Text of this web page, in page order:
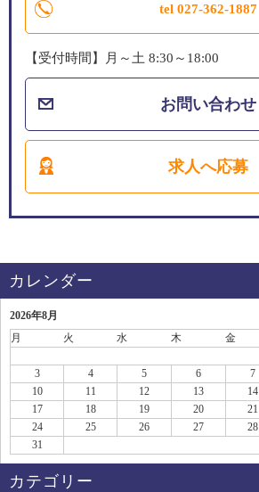
tel 027-362-1887
【受付時間】月～土 8:30～18:00
お問い合わせ
求人へ応募
カレンダー
2026年8月
月
火 水 木 金
3
4 5 6 7
10
11 12 13 14
17
18 19 20 21
24
25 26 27 28
31
カテゴリー